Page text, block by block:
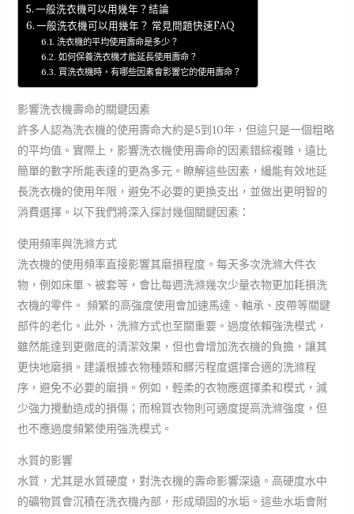
一般洗衣機可以用幾年？結論
一般洗衣機可以用幾年？ 常見問題快速FAQ
洗衣機的平均使用壽命是多少？
如何保養洗衣機才能延長使用壽命？
買洗衣機時，有哪些因素會影響它的使用壽命？
影響洗衣機壽命的關鍵因素
許多人認為洗衣機的使用壽命大約是5到10年，但這只是一個粗略
的平均值。實際上，影響洗衣機使用壽命的因素錯綜複雜，遠比
簡單的數字所能表達的更為多元。瞭解這些因素，纔能有效地延
長洗衣機的使用年限，避免不必要的更換支出，並做出更明智的
消費選擇。以下我們將深入探討幾個關鍵因素：
使用頻率與洗滌方式
洗衣機的使用頻率直接影響其磨損程度。每天多次洗滌大件衣
物，例如床單、被套等，會比每週洗滌幾次少量衣物更加耗損洗
衣機的零件。 頻繁的高強度使用會加速馬達、軸承、皮帶等關鍵
部件的老化。此外，洗滌方式也至關重要。過度依賴強洗模式，
雖然能達到更徹底的清潔效果，但也會增加洗衣機的負擔，讓其
更快地磨損。建議根據衣物種類和髒污程度選擇合適的洗滌程
序，避免不必要的磨損。例如，輕柔的衣物應選擇柔和模式，減
少強力攪動造成的損傷；而棉質衣物則可適度提高洗滌強度，但
也不應過度頻繁使用強洗模式。
水質的影響
水質，尤其是水質硬度，對洗衣機的壽命影響深遠。高硬度水中
的礦物質會沉積在洗衣機內部，形成頑固的水垢。這些水垢會附